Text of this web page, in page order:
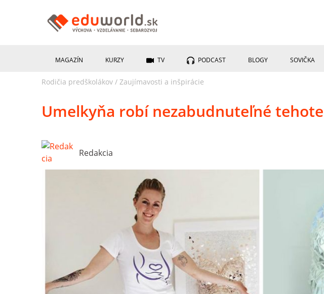
MAGAZÍN KURZY TV PODCAST BLOGY SOVIČKA
Rodičia predškolákov / Zaujímavosti a inšpirácie
Umelkyňa robí nezabudnuteľné
Redakcia